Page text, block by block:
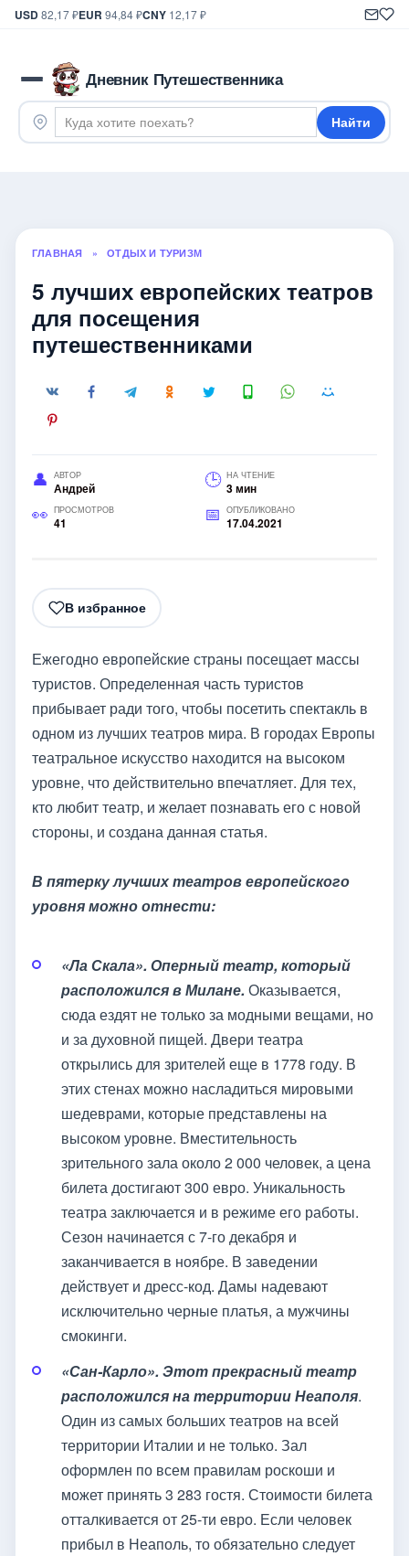
USD82,17 ₽EUR 94,84 ₽CNY 12,17 ₽
Дневник Путешественника
Найти
ГЛАВНАЯ » ОТДЫХ И ТУРИЗМ
5 лучших европейских театров
для посещения
путешественниками
АВТОР
Андрей
НА ЧТЕНИЕ
3 мин
ПРОСМОТРОВ
41
ОПУБЛИКОВАНО
17.04.2021
В избранное
Ежегодно европейские страны посещает массы
туристов. Определенная часть туристов
прибывает ради того, чтобы посетить спектакль в
одном из лучших театров мира. В городах Европы
театральное искусство находится на высоком
уровне, что действительно впечатляет. Для тех,
кто любит театр, и желает познавать его с новой
стороны, и создана данная статья.
В пятерку лучших театров европейского
уровня можно отнести:
«Ла Скала». Оперный театр, который
расположился в Милане. Оказывается,
сюда ездят не только за модными вещами, но
и за духовной пищей. Двери театра
открылись для зрителей еще в 1778 году. В
этих стенах можно насладиться мировыми
шедеврами, которые представлены на
высоком уровне. Вместительность
зрительного зала около 2 000 человек, а цена
билета достигают 300 евро. Уникальность
театра заключается и в режиме его работы.
Сезон начинается с 7-го декабря и
заканчивается в ноябре. В заведении
действует и дресс-код. Дамы надевают
исключительно черные платья, а мужчины
смокинги.
«Сан-Карло». Этот прекрасный театр
расположился на территории Неаполя.
Один из самых больших театров на всей
территории Италии и не только. Зал
оформлен по всем правилам роскоши и
может принять 3 283 гостя. Стоимости билета
отталкивается от 25-ти евро. Если человек
прибыл в Неаполь, то обязательно следует